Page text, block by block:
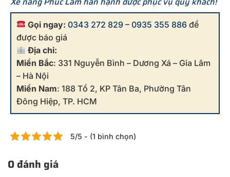
Gọi ngay: 0343 272 829 –0935 355 886 để
được báo giá
Địa chỉ:
Miền Bắc: 331 Nguyễn Bình – Dương Xá – Gia Lâm
– Hà Nội
Miền Nam: 188 Tổ 2, KP Tân Ba, Phường Tân
Đông Hiệp, TP. HCM
5/5 - (1 bình chọn)
0 đánh giá